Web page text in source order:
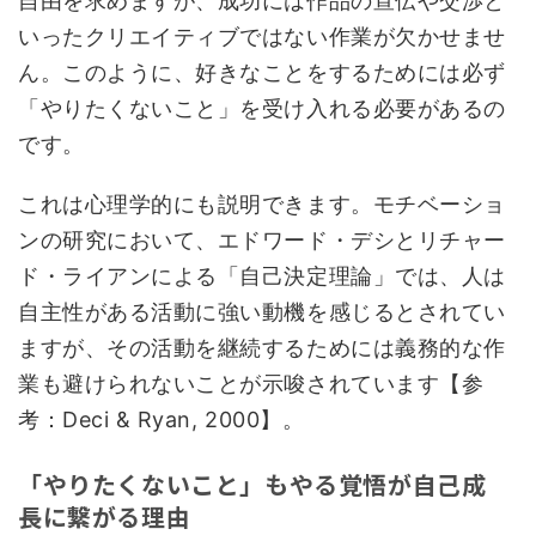
いったクリエイティブではない作業が欠かせませ
ん。このように、好きなことをするためには必ず
「やりたくないこと」を受け入れる必要があるの
です。
これは心理学的にも説明できます。モチベーショ
ンの研究において、エドワード・デシとリチャー
ド・ライアンによる「自己決定理論」では、人は
自主性がある活動に強い動機を感じるとされてい
ますが、その活動を継続するためには義務的な作
業も避けられないことが示唆されています【参
考：Deci & Ryan, 2000】。
「やりたくないこと」もやる覚悟が自己成
長に繋がる理由